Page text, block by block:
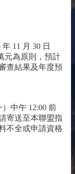
11 月 30 日
元為原則，預計
查結果及年度預
中午 12:00 前
寄送至本聯盟指
不全或申請資格